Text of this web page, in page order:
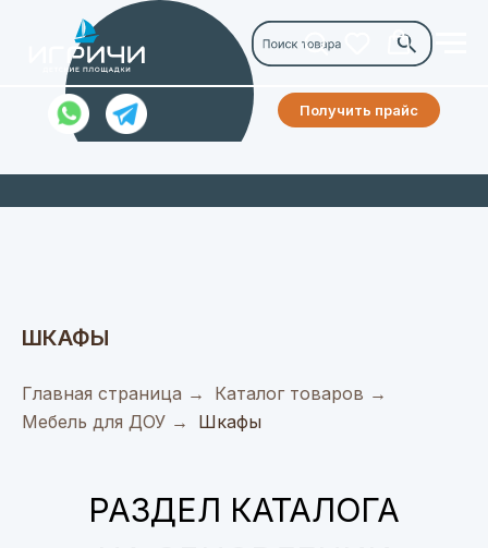
Получить прайс
ШКАФЫ
Главная страница → Каталог товаров →
Мебель для ДОУ → Шкафы
РАЗДЕЛ КАТАЛОГА